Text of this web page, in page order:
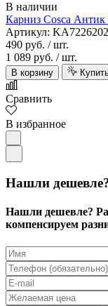
В наличии
Карниз Cosca
Артикул:
490 руб. / шт.
1 089 руб. / шт.
В корзину
Сравнить
В избранное
Нашли
Нашли дешевле?
компенсируем